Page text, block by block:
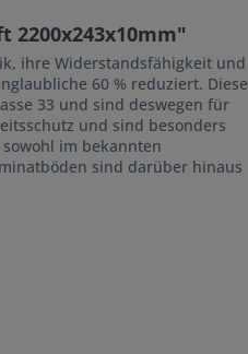
2200x243x10mm"
ihre Widerstandsfähigkeit und
60 % reduziert. Diese
33 und sind deswegen für
und sind besonders
im bekannten
sind darüber hinaus